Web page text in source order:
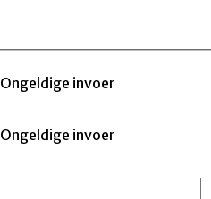
Ongeldige invoer
Ongeldige invoer